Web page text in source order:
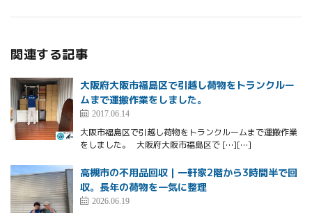
関連する記事
大阪府大阪市福島区で引越し荷物をトランクルー
ムまで運搬作業をしました。
2017.06.14
大阪市福島区で引越し荷物をトランクルームまで運搬作業
をしました。 大阪府大阪市福島区で […][…]
高槻市の不用品回収｜一軒家2階から3時間半で回
収。長年の荷物を一気に整理
2026.06.19